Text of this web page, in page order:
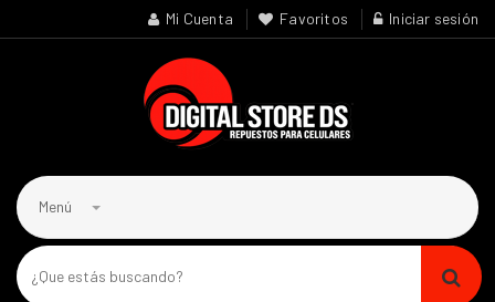
Mi Cuenta Favoritos Iniciar sesión
Menú